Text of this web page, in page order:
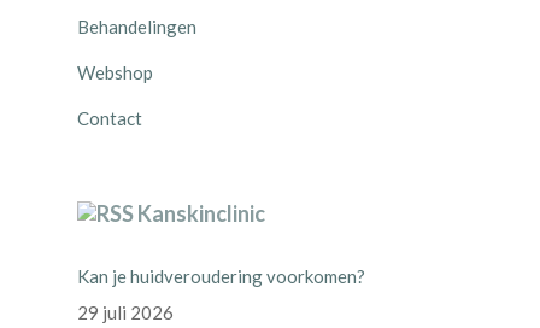
Behandelingen
Webshop
Contact
Kanskinclinic
Kan je huidveroudering voorkomen?
29 juli 2026